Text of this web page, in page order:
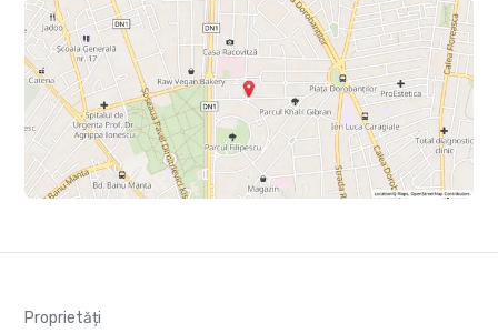
Proprietăți